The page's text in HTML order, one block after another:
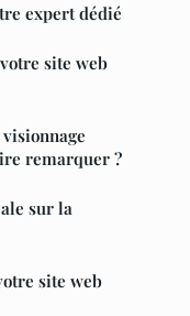
expert dédié
site web
remarquer ?
sur la
site web